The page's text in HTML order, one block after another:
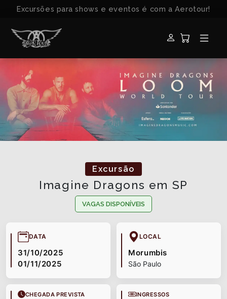
Excursões para shows e eventos é com a Aerotour!
Excursão
Imagine Dragons em SP
VAGAS DISPONÍVEIS
DATA
31/10/2025
01/11/2025
LOCAL
Morumbis
São Paulo
CHEGADA PREVISTA INGRESSOS